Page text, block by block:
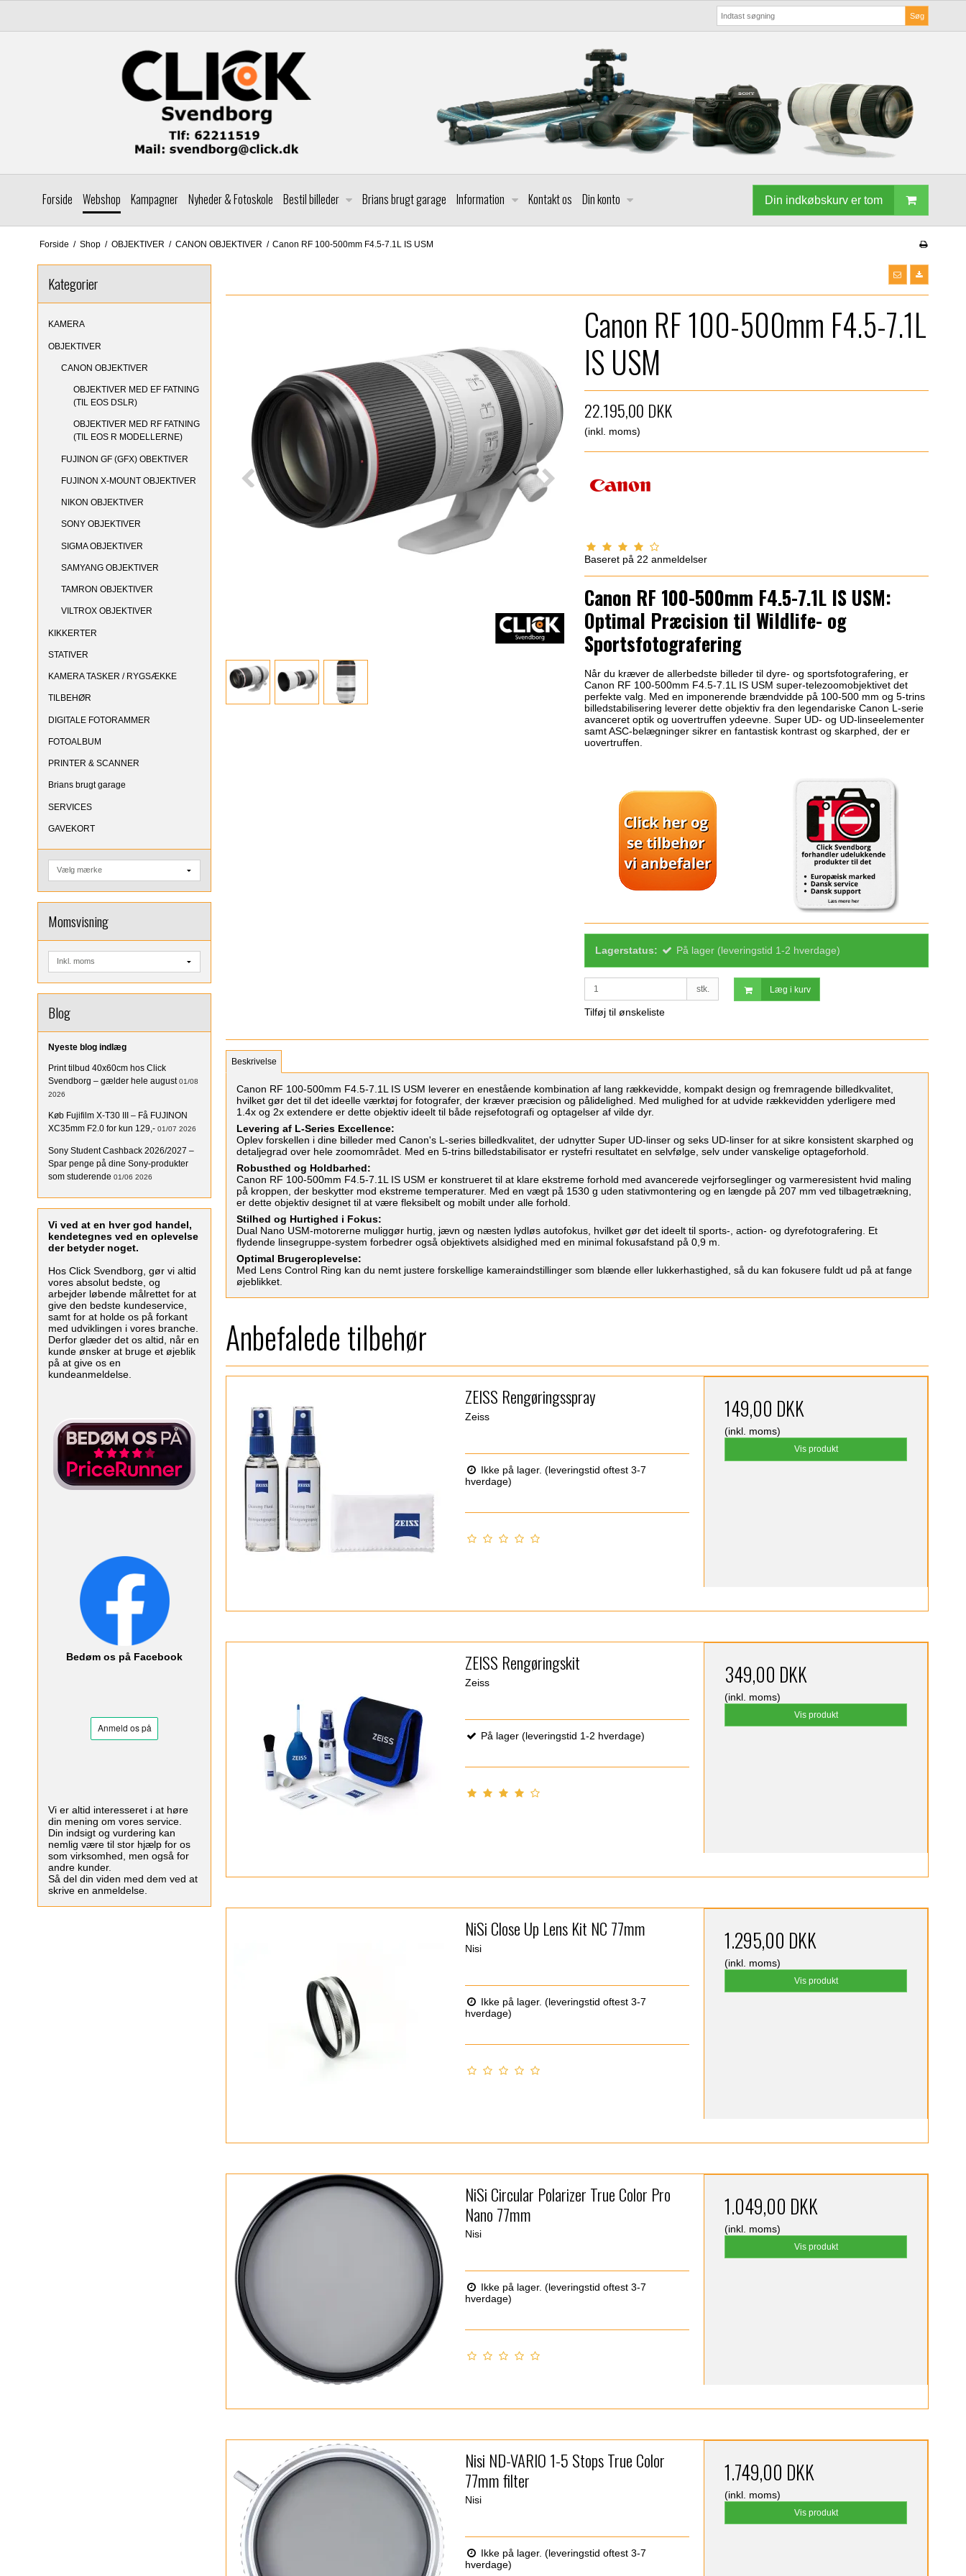
Søg
Forside Webshop Kampagner Nyheder & Fotoskole Bestil billeder Brians brugt garage Information Kontakt os Din konto Din indkøbskurv er tom
Forside / Shop / OBJEKTIVER / CANON OBJEKTIVER / Canon RF 100-500mm F4.5-7.1L IS USM
Kategorier
KAMERA
OBJEKTIVER
CANON OBJEKTIVER
OBJEKTIVER MED EF FATNING
(TIL EOS DSLR)
OBJEKTIVER MED RF FATNING
(TIL EOS R MODELLERNE)
FUJINON GF (GFX) OBEKTIVER
FUJINON X-MOUNT OBJEKTIVER
NIKON OBJEKTIVER
SONY OBJEKTIVER
SIGMA OBJEKTIVER
SAMYANG OBJEKTIVER
TAMRON OBJEKTIVER
VILTROX OBJEKTIVER
KIKKERTER
STATIVER
KAMERA TASKER / RYGSÆKKE
TILBEHØR
DIGITALE FOTORAMMER
FOTOALBUM
PRINTER & SCANNER
Brians brugt garage
SERVICES
GAVEKORT
Momsvisning
Blog
Nyeste blog indlæg
Print tilbud 40x60cm hos Click
Svendborg – gælder hele august 01/08
2026
Køb Fujifilm X-T30 III – Få FUJINON
XC35mm F2.0 for kun 129,- 01/07 2026
Sony Student Cashback 2026/2027 –
Spar penge på dine Sony-produkter
som studerende 01/06 2026
Vi ved at en hver god handel,
kendetegnes ved en oplevelse
der betyder noget.
Hos Click Svendborg, gør vi altid
vores absolut bedste, og
arbejder løbende målrettet for at
give den bedste kundeservice,
samt for at holde os på forkant
med udviklingen i vores branche.
Derfor glæder det os altid, når en
kunde ønsker at bruge et øjeblik
på at give os en
kundeanmeldelse.
Bedøm os på Facebook
Vi er altid interesseret i at høre
din mening om vores service.
Din indsigt og vurdering kan
nemlig være til stor hjælp for os
som virksomhed, men også for
andre kunder.
Så del din viden med dem ved at
skrive en anmeldelse.
Canon RF 100-500mm F4.5-7.1L
IS USM
22.195,00 DKK
(inkl. moms)
Baseret på 22 anmeldelser
Canon RF 100-500mm F4.5-7.1L IS USM:
Optimal Præcision til Wildlife- og
Sportsfotografering
Når du kræver de allerbedste billeder til dyre- og sportsfotografering, er
Canon RF 100-500mm F4.5-7.1L IS USM super-telezoomobjektivet det
perfekte valg. Med en imponerende brændvidde på 100-500 mm og 5-trins
billedstabilisering leverer dette objektiv fra den legendariske Canon L-serie
avanceret optik og uovertruffen ydeevne. Super UD- og UD-linseelementer
samt ASC-belægninger sikrer en fantastisk kontrast og skarphed, der er
uovertruffen.
Lagerstatus: På lager (leveringstid 1-2 hverdage)
stk. Læg i kurv
Tilføj til ønskeliste
Beskrivelse
Canon RF 100-500mm F4.5-7.1L IS USM leverer en enestående kombination af lang rækkevidde, kompakt design og fremragende billedkvalitet,
hvilket gør det til det ideelle værktøj for fotografer, der kræver præcision og pålidelighed. Med mulighed for at udvide rækkevidden yderligere med
1.4x og 2x extendere er dette objektiv ideelt til både rejsefotografi og optagelser af vilde dyr.
Levering af L-Series Excellence:
Oplev forskellen i dine billeder med Canon's L-series billedkvalitet, der udnytter Super UD-linser og seks UD-linser for at sikre konsistent skarphed og
detaljegrad over hele zoomområdet. Med en 5-trins billedstabilisator er rystefri resultatet en selvfølge, selv under vanskelige optageforhold.
Robusthed og Holdbarhed:
Canon RF 100-500mm F4.5-7.1L IS USM er konstrueret til at klare ekstreme forhold med avancerede vejrforseglinger og varmeresistent hvid maling
på kroppen, der beskytter mod ekstreme temperaturer. Med en vægt på 1530 g uden stativmontering og en længde på 207 mm ved tilbagetrækning,
er dette objektiv designet til at være fleksibelt og mobilt under alle forhold.
Stilhed og Hurtighed i Fokus:
Dual Nano USM-motorerne muliggør hurtig, jævn og næsten lydløs autofokus, hvilket gør det ideelt til sports-, action- og dyrefotografering. Et
flydende linsegruppe-system forbedrer også objektivets alsidighed med en minimal fokusafstand på 0,9 m.
Optimal Brugeroplevelse:
Med Lens Control Ring kan du nemt justere forskellige kameraindstillinger som blænde eller lukkerhastighed, så du kan fokusere fuldt ud på at fange
øjeblikket.
Anbefalede tilbehør
ZEISS Rengøringsspray
Zeiss
Ikke på lager. (leveringstid oftest 3-7
hverdage)
149,00 DKK
(inkl. moms)
Vis produkt
ZEISS Rengøringskit
Zeiss
På lager (leveringstid 1-2 hverdage)
349,00 DKK
(inkl. moms)
Vis produkt
NiSi Close Up Lens Kit NC 77mm
Nisi
Ikke på lager. (leveringstid oftest 3-7
hverdage)
1.295,00 DKK
(inkl. moms)
Vis produkt
NiSi Circular Polarizer True Color Pro
Nano 77mm
Nisi
Ikke på lager. (leveringstid oftest 3-7
hverdage)
1.049,00 DKK
(inkl. moms)
Vis produkt
Nisi ND-VARIO 1-5 Stops True Color
77mm filter
Nisi
Ikke på lager. (leveringstid oftest 3-7
hverdage)
1.749,00 DKK
(inkl. moms)
Vis produkt